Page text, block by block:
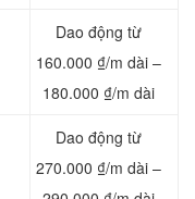
Dao động từ
160.000 ₫/m dài –
180.000 ₫/m dài
Dao động từ
270.000 ₫/m dài –